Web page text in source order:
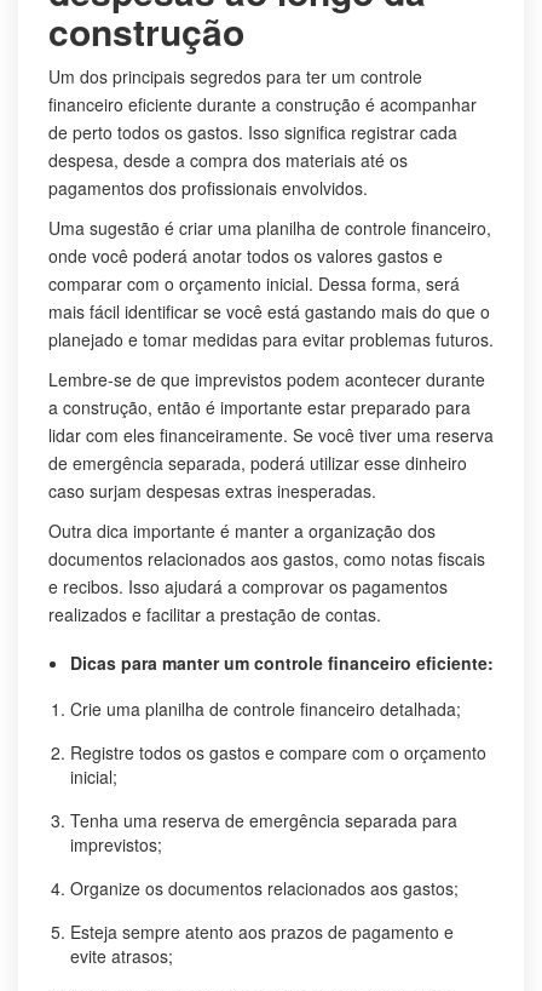
construção
Um dos principais segredos para ter um controle
financeiro eficiente durante a construção é acompanhar
de perto todos os gastos. Isso significa registrar cada
despesa, desde a compra dos materiais até os
pagamentos dos profissionais envolvidos.
Uma sugestão é criar uma planilha de controle financeiro,
onde você poderá anotar todos os valores gastos e
comparar com o orçamento inicial. Dessa forma, será
mais fácil identificar se você está gastando mais do que o
planejado e tomar medidas para evitar problemas futuros.
Lembre-se de que imprevistos podem acontecer durante
a construção, então é importante estar preparado para
lidar com eles financeiramente. Se você tiver uma reserva
de emergência separada, poderá utilizar esse dinheiro
caso surjam despesas extras inesperadas.
Outra dica importante é manter a organização dos
documentos relacionados aos gastos, como notas fiscais
e recibos. Isso ajudará a comprovar os pagamentos
realizados e facilitar a prestação de contas.
Dicas para manter um controle financeiro eficiente:
Crie uma planilha de controle financeiro detalhada;
Registre todos os gastos e compare com o orçamento
inicial;
Tenha uma reserva de emergência separada para
imprevistos;
Organize os documentos relacionados aos gastos;
Esteja sempre atento aos prazos de pagamento e
evite atrasos;